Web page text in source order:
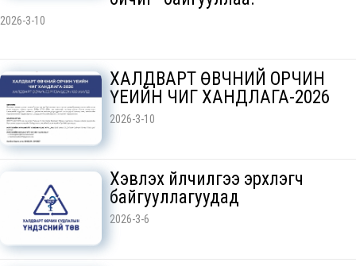
2026-3-10
ХАЛДВАРТ ӨВЧНИЙ ОРЧИН
ҮЕИЙН ЧИГ ХАНДЛАГА-2026
2026-3-10
Хэвлэх үйлчилгээ эрхлэгч
байгууллагуудад
2026-3-6